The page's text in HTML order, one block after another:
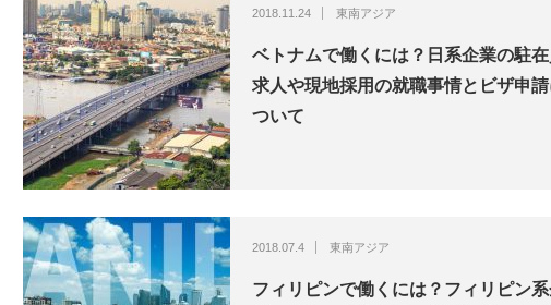
2018.11.24 東南アジア
ベトナムで働くには？日系企業の駐在
求人や現地採用の就職事情とビザ申請
ついて
2018.07.4 東南アジア
フィリピンで働くには？フィリピン